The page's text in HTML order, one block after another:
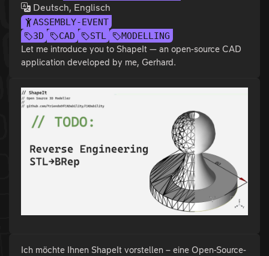
Deutsch, Englisch
ASSEMBLY-EVENT
3D
CAD STL MODELLING
Let me introduce you to ShapeIt — an open-source CAD
application developed by me, Gerhard.
Ich möchte Ihnen ShapeIt vorstellen – eine Open-Source-